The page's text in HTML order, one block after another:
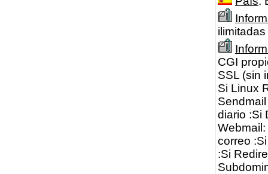
CGI
SSL (sin
Si Linux
diario :Si
correo
:Si